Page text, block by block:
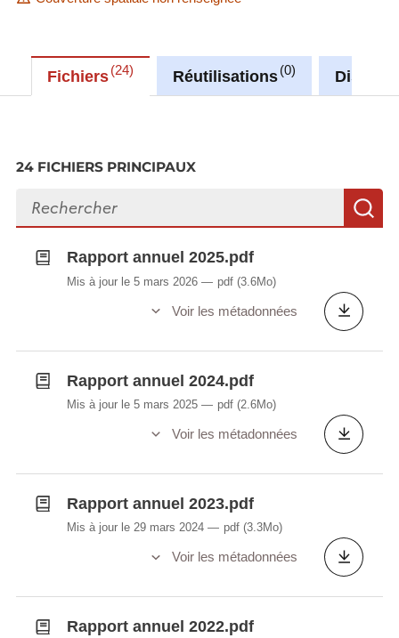
Fichiers 24 Réutilisations 0
24 FICHIERS PRINCIPAUX
Rechercher des fichiers
Rapport annuel 2025.pdf
Mis à jour le 5 mars 2026 pdf (3.6Mo)
Voir les métadonnées
Rapport annuel 2024.pdf
Mis à jour le 5 mars 2025 pdf (2.6Mo)
Voir les métadonnées
Rapport annuel 2023.pdf
Mis à jour le 29 mars 2024 pdf (3.3Mo)
Voir les métadonnées
Rapport annuel 2022.pdf